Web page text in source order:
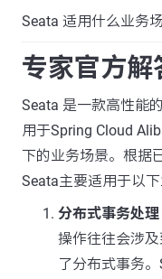
Seata 适用什么业务场
专家官方解
Seata 是一款高性能
用于Spring Cloud
下的业务场景。根据
Seata主要适用于以下
分布式事务处理
操作往往会涉
了分布式事务